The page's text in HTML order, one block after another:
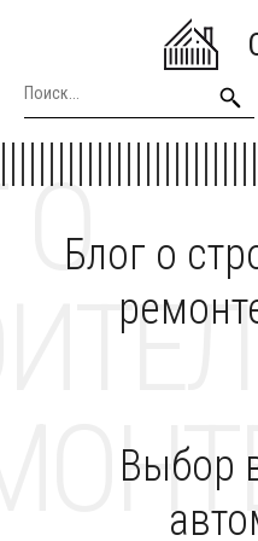
Блог о
О
Выбор